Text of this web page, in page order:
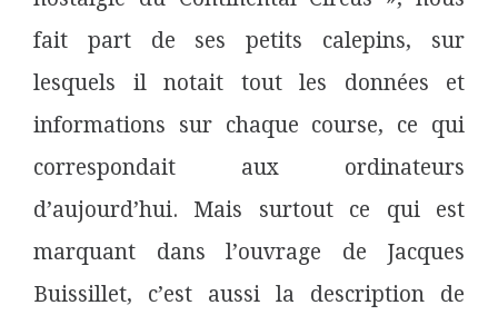
fait part de ses petits calepins, sur
lesquels il notait tout les données et
informations sur chaque course, ce qui
correspondait aux ordinateurs
d’aujourd’hui. Mais surtout ce qui est
marquant dans l’ouvrage de Jacques
Buissillet, c’est aussi la description de